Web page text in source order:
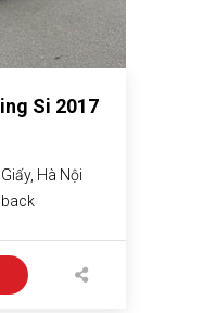
Si 2017
Hà Nội